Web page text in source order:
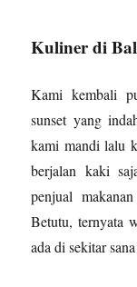
Kuliner di
Kami kembali
sunset yang
kami mandi lalu
berjalan kaki
penjual
Betutu, ternyata
ada di sekitar